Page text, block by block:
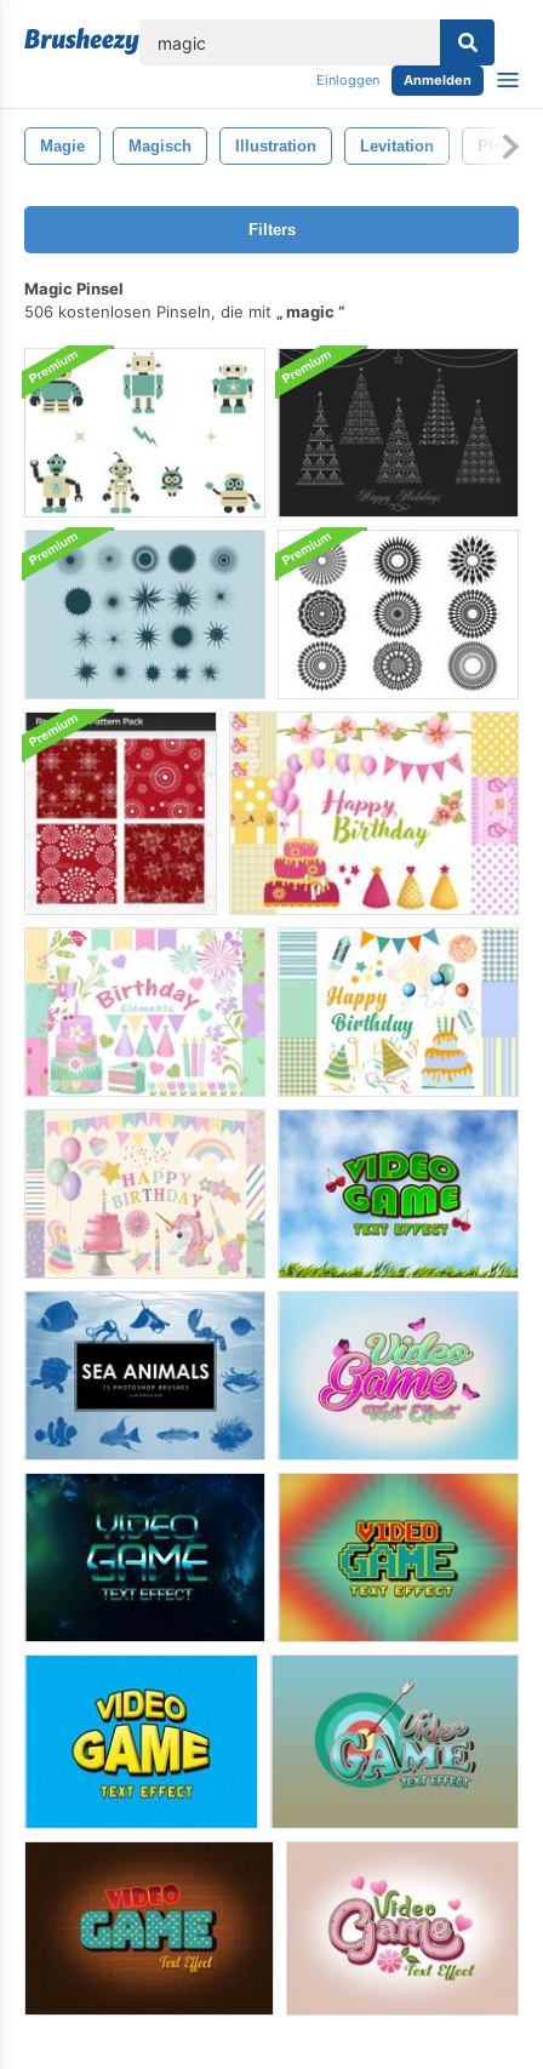
Einloggen Anmelden
Magie Magisch Illustration Levitation
Filters
Magic Pinsel
506 kostenlosen Pinseln, die mit
magic